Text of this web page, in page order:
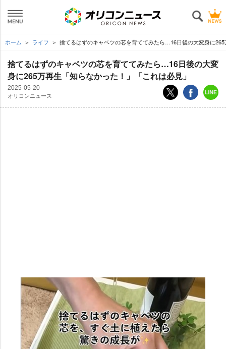
ホーム ライフ 捨てるはずのキャベツの芯を育ててみたら…16日後の大変身に
捨てるはずのキャベツの芯を育ててみたら…16日後の大変
身に265万再生「知らなかった！」「これは必見」
2025-05-20
オリコンニュース